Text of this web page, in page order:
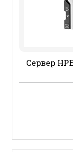
Сервер